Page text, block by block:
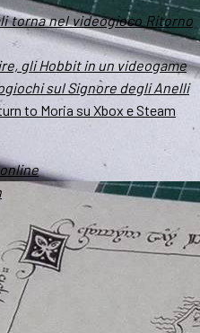
torna nel videogioco Ritorno
gli Hobbit in un videogame
sul Signore degli Anelli
to Moria su Xbox e Steam